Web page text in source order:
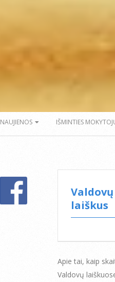
NAUJIENOS IŠMINTIES
laiškus
Apie tai, kaip
Valdovų